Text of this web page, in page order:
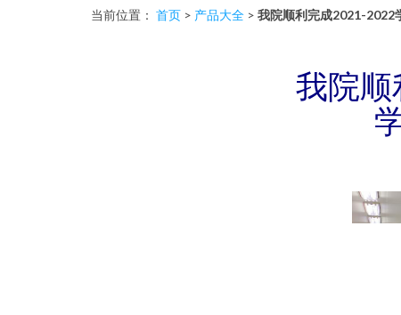
当前位置： 首页 > 产品大全 > 我院顺利完成2021-2022
我院顺